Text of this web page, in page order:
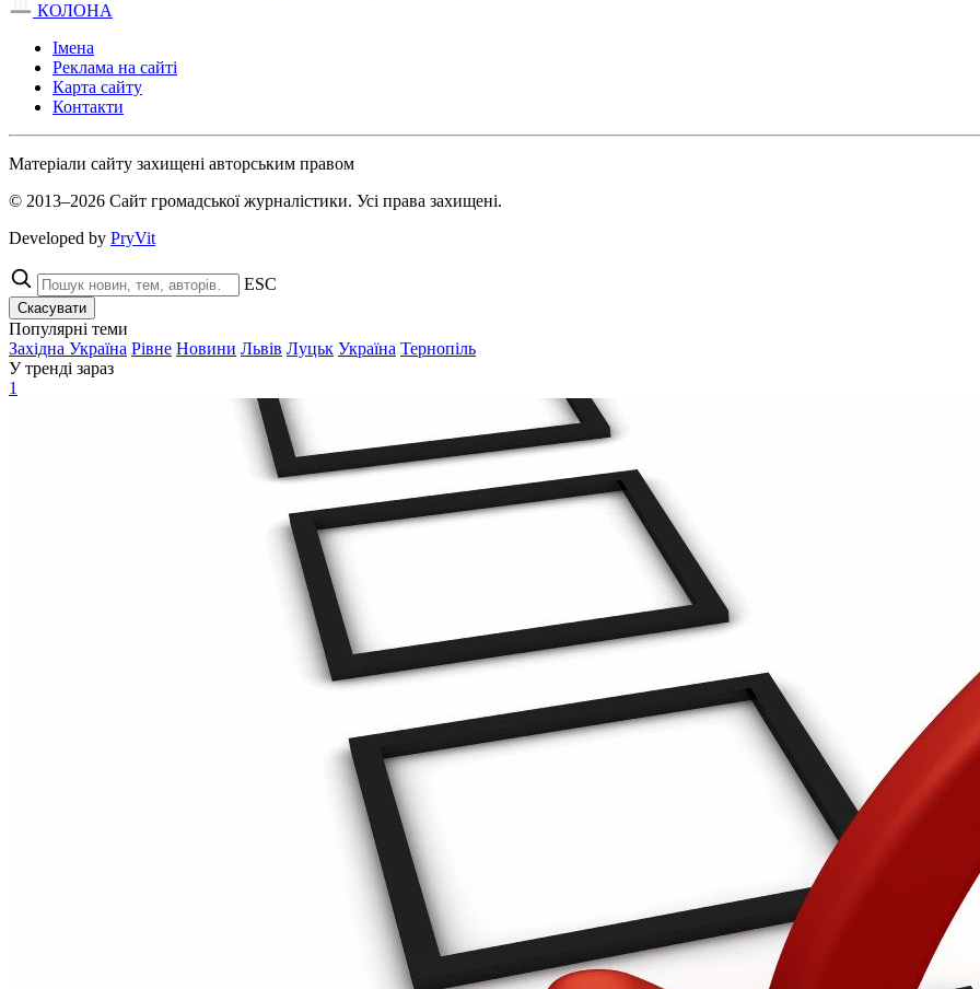
КОЛОНА
Імена
Реклама на сайті
Карта сайту
Контакти
Матеріали сайту захищені авторським правом
© 2013–2026 Сайт громадської журналістики. Усі права захищені.
Developed by PryVit
ESC
Скасувати
Популярні теми
Західна Україна Рівне Новини Львів Луцьк Україна Тернопіль
У тренді зараз
1